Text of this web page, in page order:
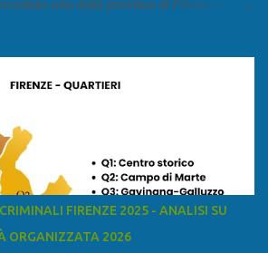
solo dalle province di Firenze e Pisa)
Pistoia e di Firenze, a sud con la provincia di
Media Valle del Serchio Ÿ la Garfagnana
mafiose e criminali (principali) Le
sono assai rilevanti. Si segnala che
della Commissione parlamentare
i clan dei Fedele...” Dalla ricerc...
FIRENZE 2025 - ANALISI SU
ORGANIZZATA 2026